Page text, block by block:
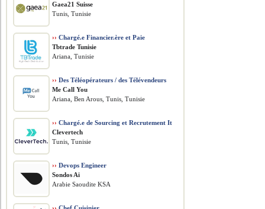
Gaea21 Suisse
Tunis, Tunisie
›› Chargé.e Financier.ère et Paie
Tbtrade Tunisie
Ariana, Tunisie
›› Des Téléopérateurs / des Télévendeurs
Me Call You
Ariana, Ben Arous, Tunis, Tunisie
›› Chargé.e de Sourcing et Recrutement It
Clevertech
Tunis, Tunisie
›› Devops Engineer
Sondos Ai
Arabie Saoudite KSA